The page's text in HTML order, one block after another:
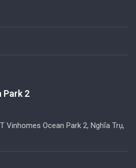
Park 2
Vinhomes Ocean Park 2, Nghĩa Trụ,